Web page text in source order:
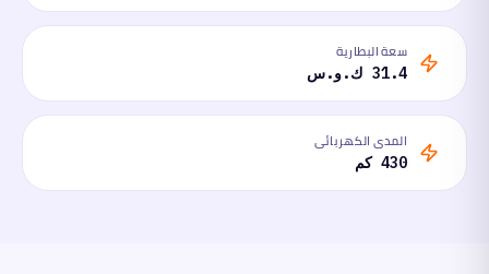
سعة البطارية
31.4 ك.و.س
المدى الكهربائي
430 كم